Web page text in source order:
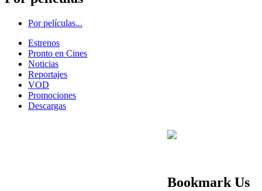
Por películas...
Estrenos
Pronto en Cines
Noticias
Reportajes
VOD
Promociones
Descargas
Bookmark Us